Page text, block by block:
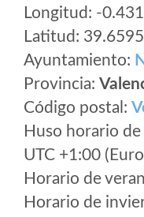
Longitud: -
Latitud:
Ayuntamiento:
Provincia:
Código postal:
Huso horario
UTC +1:00
Horario de
Horario de